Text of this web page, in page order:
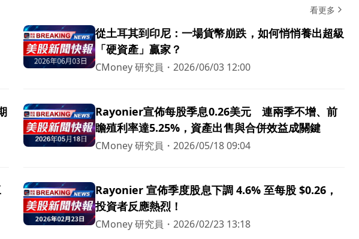
看更多
從土耳其到印尼：一場貨幣崩跌，如何悄悄養出超級
「硬資產」贏家？
CMoney 研究員 ・2026/06/03 12:00
Rayonier宣佈每股季息0.26美元 連兩季不增、前
瞻殖利率達5.25%，資產出售與合併效益成關鍵
CMoney 研究員 ・2026/05/18 09:04
Rayonier 宣佈季度股息下調 4.6% 至每股 $0.26，
投資者反應熱烈！
CMoney 研究員 ・2026/02/23 13:18